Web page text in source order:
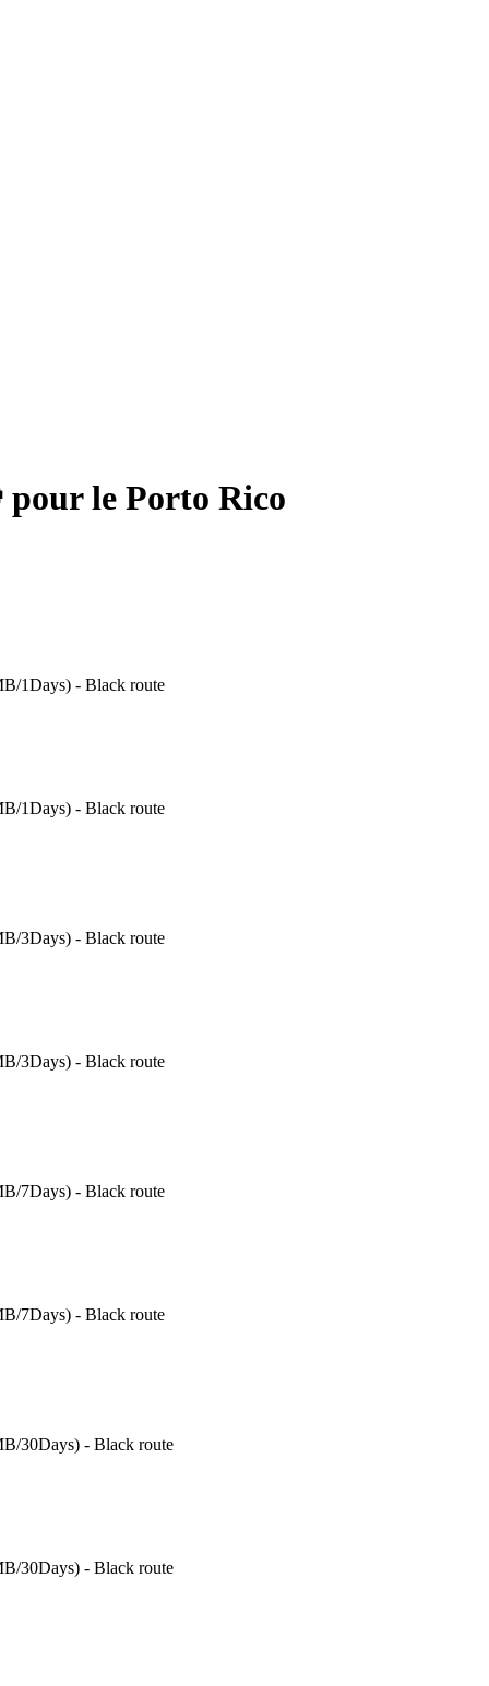
le Porto Rico
1Days) - Black route
1Days) - Black route
3Days) - Black route
3Days) - Black route
7Days) - Black route
7Days) - Black route
30Days) - Black route
30Days) - Black route